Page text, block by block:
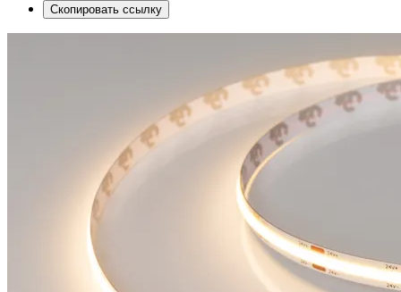
Скопировать ссылку